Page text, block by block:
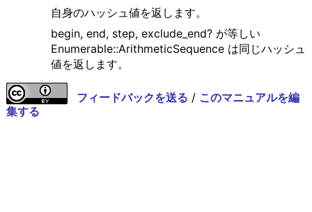
自身のハッシュ値を返します。
begin, end, step, exclude_end? が等しい
Enumerable::ArithmeticSequence は同じハッシュ
値を返します。
フィードバックを送る / このマニュアルを編
集する